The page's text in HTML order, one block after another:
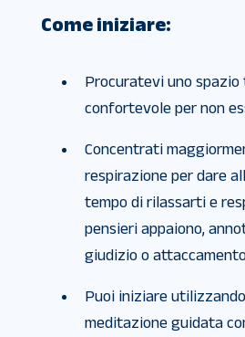
Come iniziare:
Procuratevi uno spazio
confortevole per non
Concentrati
respirazione per dare
tempo di rilassarti e
pensieri appaiono,
giudizio o
Puoi iniziare
meditazione guidata